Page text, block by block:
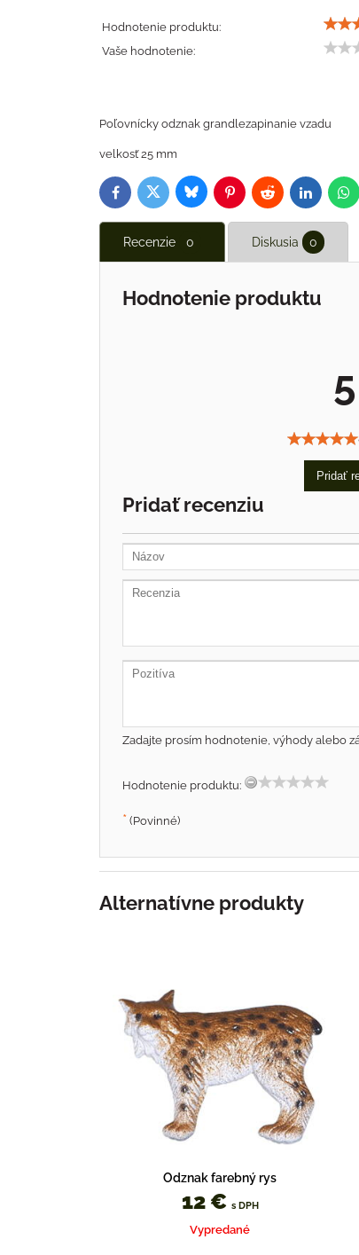
Hodnotenie produktu:
Vaše hodnotenie:
Poľovnícky odznak grandlezapinanie vzadu
velkosť 25 mm
FacebookTwitterBlueskyPinterestReddit LinkedIn
Recenzie 0 Diskusia 0
Hodnotenie produktu
5
Pridať
Pridať recenziu
Zadajte prosím hodnotenie, výhody alebo
Hodnotenie produktu:
* (Povinné)
Alternatívne produkty
Odznak farebný rys
12 € s DPH
Vypredané